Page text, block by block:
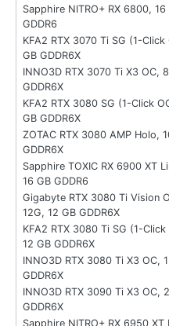
Sapphire NITRO+ RX 6800, 16
GDDR6
KFA2 RTX 3070 Ti SG (1-Click
GB GDDR6X
INNO3D RTX 3070 Ti X3 OC,
GDDR6X
KFA2 RTX 3080 SG (1-Click
GB GDDR6X
ZOTAC RTX 3080 AMP Holo,
GDDR6X
Sapphire TOXIC RX 6900 XT
16 GB GDDR6
Gigabyte RTX 3080 Ti Vision
12G, 12 GB GDDR6X
KFA2 RTX 3080 Ti SG (1-Click
12 GB GDDR6X
INNO3D RTX 3080 Ti X3 OC,
GDDR6X
INNO3D RTX 3090 Ti X3 OC,
GDDR6X
Sapphire NITRO+ RX 6950 XT